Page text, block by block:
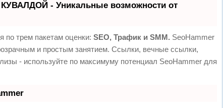
- Уникальные возможности от
по трем пакетам оценки: SEO, Трафик и SMM. SeoHammer
и простым занятием. Ссылки, вечные ссылки,
- используйте по максимуму потенциал SeoHammer для